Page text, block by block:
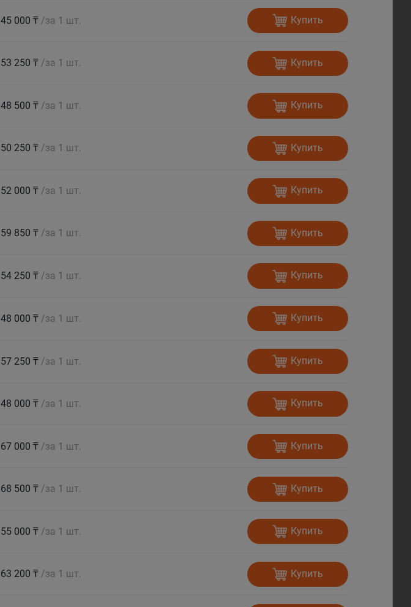
45 000 ₸ /за 1 шт. Купить
53 250 ₸ /за 1 шт. Купить
48 500 ₸ /за 1 шт. Купить
50 250 ₸ /за 1 шт. Купить
52 000 ₸ /за 1 шт. Купить
59 850 ₸ /за 1 шт. Купить
54 250 ₸ /за 1 шт. Купить
48 000 ₸ /за 1 шт. Купить
57 250 ₸ /за 1 шт. Купить
48 000 ₸ /за 1 шт. Купить
67 000 ₸ /за 1 шт. Купить
68 500 ₸ /за 1 шт. Купить
55 000 ₸ /за 1 шт. Купить
63 200 ₸ /за 1 шт. Купить